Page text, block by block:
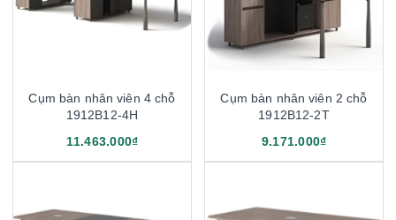
Cụm bàn nhân viên 4 chỗ
1912B12-4H
11.463.000₫
Cụm bàn nhân viên 2 chỗ
1912B12-2T
9.171.000₫